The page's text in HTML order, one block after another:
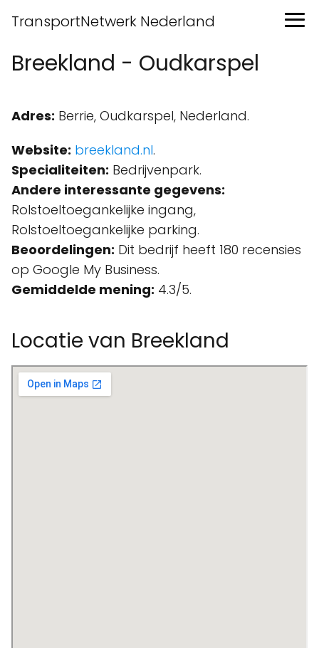
TransportNetwerk Nederland
Breekland - Oudkarspel
Adres: Berrie, Oudkarspel, Nederland.
Website: breekland.nl.
Specialiteiten: Bedrijvenpark.
Andere interessante gegevens:
Rolstoeltoegankelijke ingang,
Rolstoeltoegankelijke parking.
Beoordelingen: Dit bedrijf heeft 180 recensies
op Google My Business.
Gemiddelde mening: 4.3/5.
Locatie van Breekland